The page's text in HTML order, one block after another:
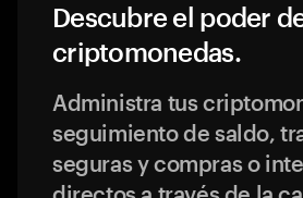
Descubre el poder
criptomonedas.
Administra tus
seguimiento de saldo,
seguras y compras o